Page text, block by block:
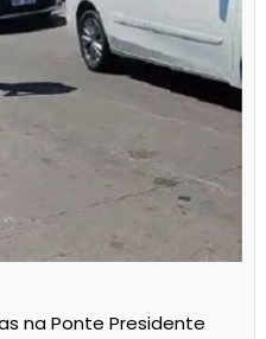
na Ponte Presidente